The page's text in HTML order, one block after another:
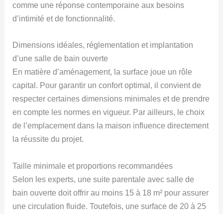
comme une réponse contemporaine aux besoins
d’intimité et de fonctionnalité.
Dimensions idéales, réglementation et implantation
d’une salle de bain ouverte
En matière d’aménagement, la surface joue un rôle
capital. Pour garantir un confort optimal, il convient de
respecter certaines dimensions minimales et de prendre
en compte les normes en vigueur. Par ailleurs, le choix
de l’emplacement dans la maison influence directement
la réussite du projet.
Taille minimale et proportions recommandées
Selon les experts, une suite parentale avec salle de
bain ouverte doit offrir au moins 15 à 18 m² pour assurer
une circulation fluide. Toutefois, une surface de 20 à 25